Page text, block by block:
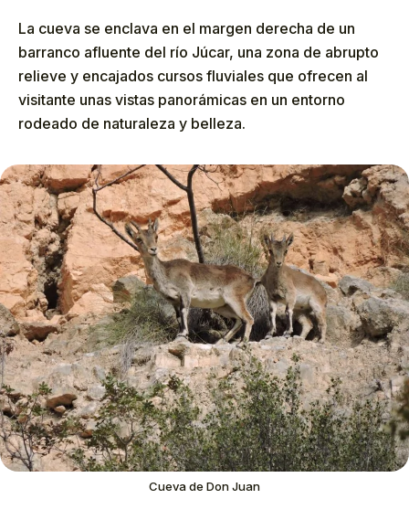
La cueva se enclava en el margen derecha de un
barranco afluente del río Júcar, una zona de abrupto
relieve y encajados cursos fluviales que ofrecen al
visitante unas vistas panorámicas en un entorno
rodeado de naturaleza y belleza.
Cueva de Don Juan